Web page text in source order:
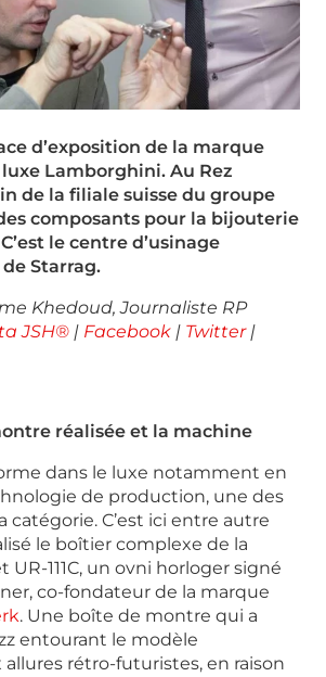
d’exposition de la marque
Lamborghini. Au Rez
de la filiale suisse du groupe
composants pour la bijouterie
le centre d’usinage
de Starrag.
Khedoud, Journaliste RP
JSH® | Facebook | Twitter|
réalisée et la machine
dans le luxe notamment en
de production, une des
catégorie. C’est ici entre autre
le boîtier complexe de la
111C, un ovni horloger signé
co-fondateur de la marque
. Une boîte de montre qui a
entourant le modèle
rétro-futuristes, en raison